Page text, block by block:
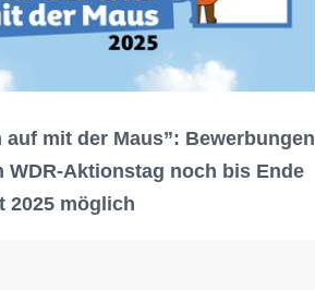
auf mit der Maus”: Bewerbungen
WDR-Aktionstag noch bis Ende
2025 möglich